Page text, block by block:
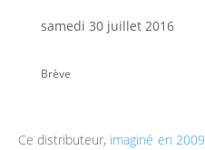
samedi 30 juillet 2016
Brève
Ce distributeur, imaginé en 2009